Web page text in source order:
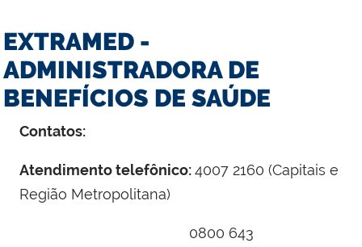
EXTRAMED -
ADMINISTRADORA DE
BENEFÍCIOS DE SAÚDE
Contatos:
Atendimento telefônico:4007 2160 (Capitais e
Região Metropolitana)
0800 643